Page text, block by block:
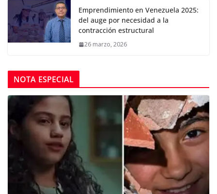
Emprendimiento en Venezuela 2025:
del auge por necesidad a la
contracción estructural
26 marzo, 2026
NOTA ESPECIAL